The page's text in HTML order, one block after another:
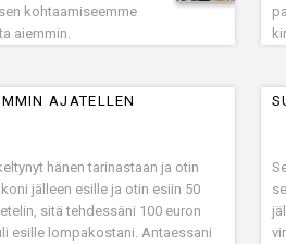
kohtaamiseemme
aiemmin.
AJATELLEN
hänen tarinastaan ja otin
jälleen esille ja otin esiin 50
sitä tehdessäni 100 euron
esille lompakostani. Antaessani